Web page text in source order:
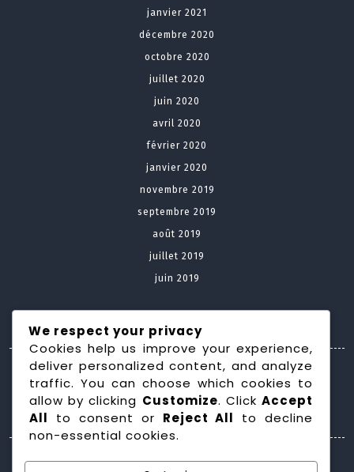
janvier 2021
décembre 2020
octobre 2020
juillet 2020
juin 2020
avril 2020
février 2020
janvier 2020
novembre 2019
septembre 2019
août 2019
juillet 2019
juin 2019
Meta
Connexion
Categories
We respect your privacy
Cookies help us improve your experience,
deliver personalized content, and analyze
traffic. You can choose which cookies to
allow by clicking Customize. ClickAccept
All to consent or Reject All
to decline
non-essential cookies.